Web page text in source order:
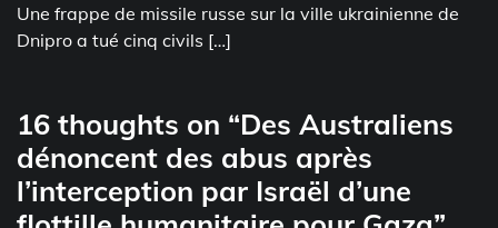
Une frappe de missile russe sur la ville ukrainienne de
Dnipro a tué cinq civils […]
16 thoughts on “Des Australiens
dénoncent des abus après
l’interception par Israël d’une